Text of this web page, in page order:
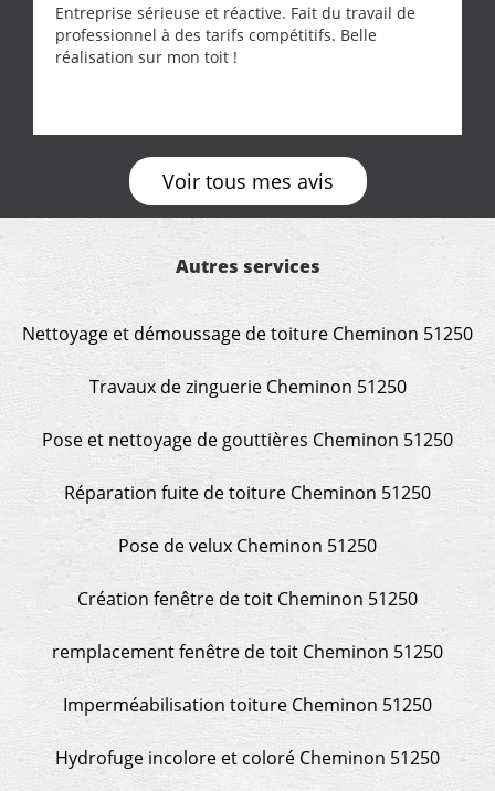
Entreprise sérieuse et réactive. Fait du travail de
professionnel à des tarifs compétitifs. Belle
réalisation sur mon toit !
Voir tous mes avis
Autres services
Nettoyage et démoussage de toiture Cheminon 51250
Travaux de zinguerie Cheminon 51250
Pose et nettoyage de gouttières Cheminon 51250
Réparation fuite de toiture Cheminon 51250
Pose de velux Cheminon 51250
Création fenêtre de toit Cheminon 51250
remplacement fenêtre de toit Cheminon 51250
Imperméabilisation toiture Cheminon 51250
Hydrofuge incolore et coloré Cheminon 51250